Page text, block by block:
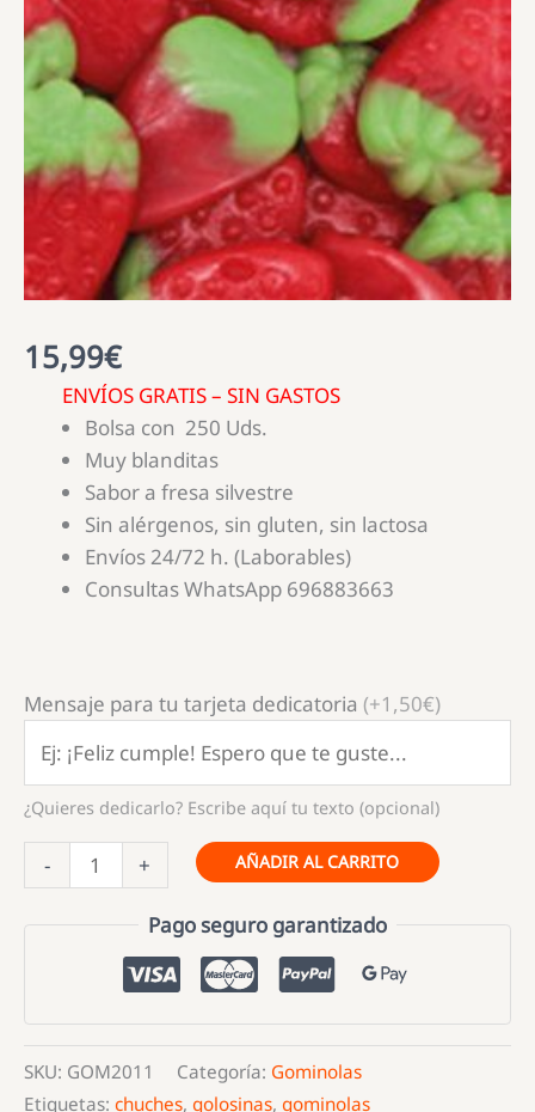
15,99€
ENVÍOS GRATIS – SIN GASTOS
Bolsa con 250 Uds.
Muy blanditas
Sabor a fresa silvestre
Sin alérgenos, sin gluten, sin lactosa
Envíos 24/72 h. (Laborables)
Consultas WhatsApp 696883663
Mensaje para tu tarjeta dedicatoria (+1,50€)
¿Quieres dedicarlo? Escribe aquí tu texto (opcional)
-
gominolas
brillo
250
unidades
cantidad
+ AÑADIR AL CARRITO
Pago seguro garantizado
SKU: GOM2011 Categoría: Gominolas
Etiquetas: chuches, golosinas, gominolas